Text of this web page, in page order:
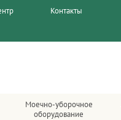
Контакты
Моечно-уборочное
оборудование